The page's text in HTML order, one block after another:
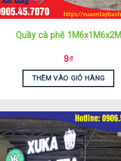
Quầy cà phê 1M6x1M6x2M
9₫
THÊM VÀO GIỎ HÀNG